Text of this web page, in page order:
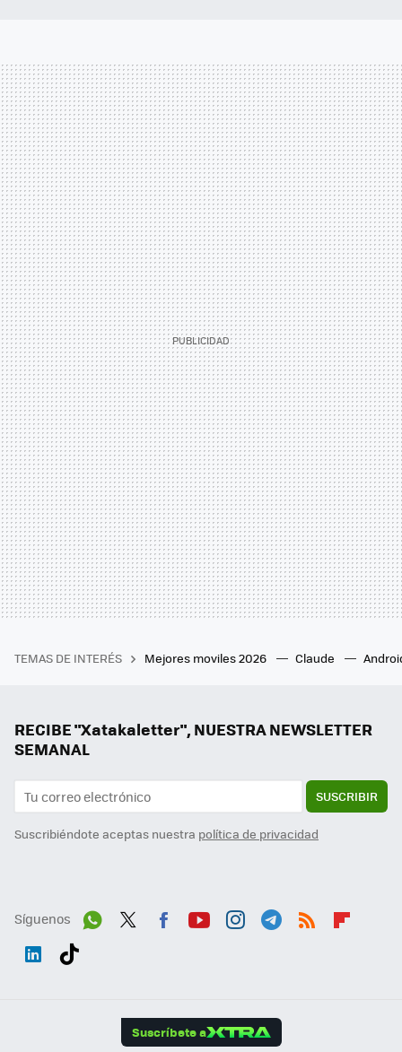
TEMAS DE INTERÉS Mejores moviles 2026 Claude
RECIBE "Xatakaletter", NUESTRA NEWSLETTER
SEMANAL
SUSCRIBIR
Suscribiéndote aceptas nuestra política de privacidad
Síguenos
Suscríbete a